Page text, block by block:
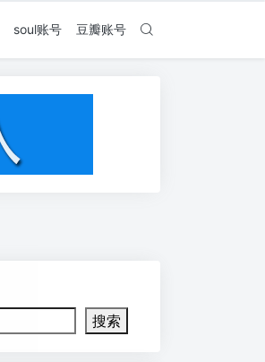
soul账号 豆瓣账号
搜索